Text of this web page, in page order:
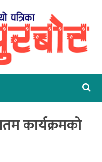
कार्यक्रमको